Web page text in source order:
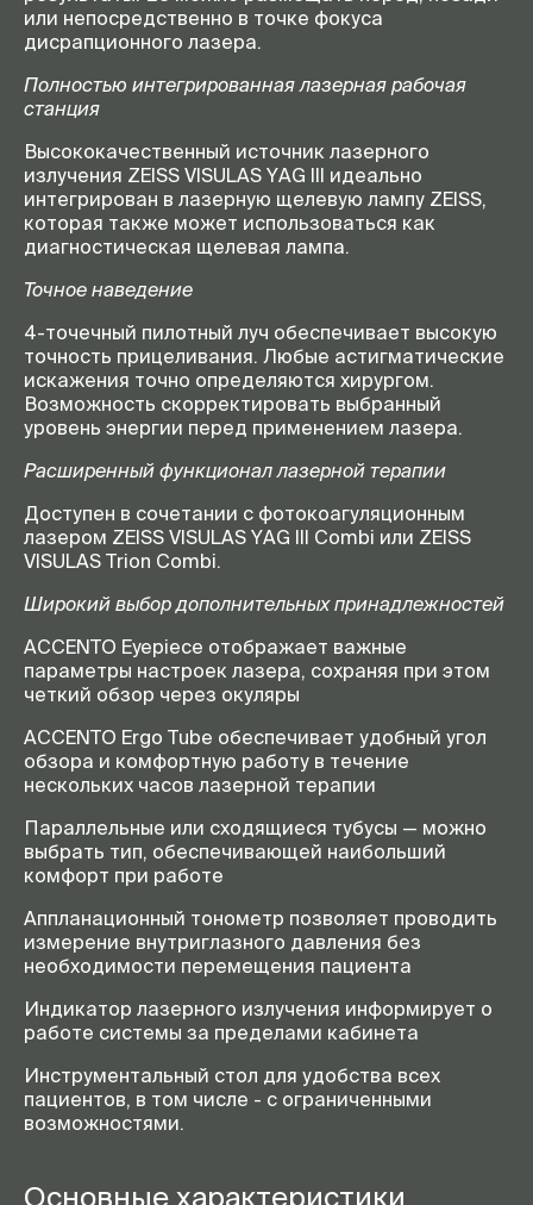
или непосредственно в точке фокуса
дисрапционного лазера.
Полностью интегрированная лазерная рабочая
станция
Высококачественный источник лазерного
излучения ZEISS VISULAS YAG III идеально
интегрирован в лазерную щелевую лампу ZEISS,
которая также может использоваться как
диагностическая щелевая лампа.
Точное наведение
4-точечный пилотный луч обеспечивает высокую
точность прицеливания. Любые астигматические
искажения точно определяются хирургом.
Возможность скорректировать выбранный
уровень энергии перед применением лазера.
Расширенный функционал лазерной терапии
Доступен в сочетании с фотокоагуляционным
лазером ZEISS VISULAS YAG III Combi или ZEISS
VISULAS Trion Combi.
Широкий выбор дополнительных принадлежностей
ACCENTO Eyepiece отображает важные
параметры настроек лазера, сохраняя при этом
четкий обзор через окуляры
ACCENTO Ergo Tube обеспечивает удобный угол
обзора и комфортную работу в течение
нескольких часов лазерной терапии
Параллельные или сходящиеся тубусы — можно
выбрать тип, обеспечивающей наибольший
комфорт при работе
Аппланационный тонометр позволяет проводить
измерение внутриглазного давления без
необходимости перемещения пациента
Индикатор лазерного излучения информирует о
работе системы за пределами кабинета
Инструментальный стол для удобства всех
пациентов, в том числе - с ограниченными
возможностями.
Основные характеристики